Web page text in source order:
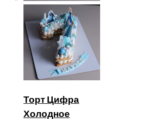
Торт Цифра
Холодное